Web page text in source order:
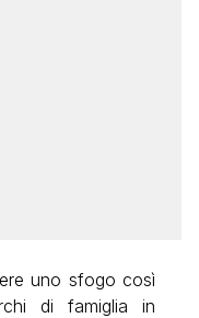
uno sfogo così
di famiglia in